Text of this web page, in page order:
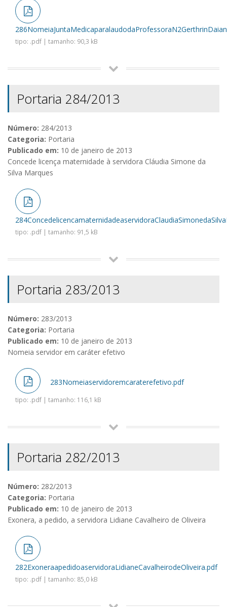
tipo: .pdf | tamanho: 90,3 kB
Portaria 284/2013
Número: 284/2013
Categoria: Portaria
Publicado em: 10 de janeiro de 2013
Concede licença maternidade à servidora Cláudia Simone da
Silva Marques
tipo: .pdf | tamanho: 91,5 kB
Portaria 283/2013
Número: 283/2013
Categoria: Portaria
Publicado em: 10 de janeiro de 2013
Nomeia servidor em caráter efetivo
283Nomeiaservidoremcaraterefetivo.pdf
tipo: .pdf | tamanho: 116,1 kB
Portaria 282/2013
Número: 282/2013
Categoria: Portaria
Publicado em: 10 de janeiro de 2013
Exonera, a pedido, a servidora Lidiane Cavalheiro de Oliveira
282ExoneraapedidoaservidoraLidianeCavalheirodeOliveira.pdf
tipo: .pdf | tamanho: 85,0 kB